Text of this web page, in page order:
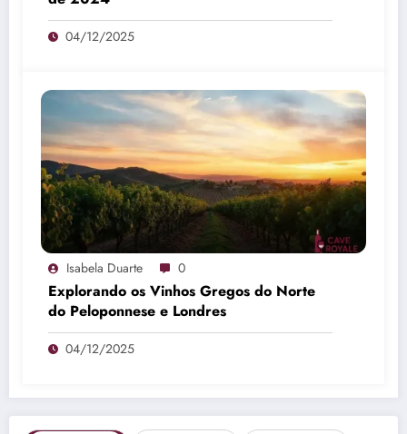
04/12/2025
Isabela Duarte 0
Explorando os Vinhos Gregos do Norte
do Peloponnese e Londres
04/12/2025